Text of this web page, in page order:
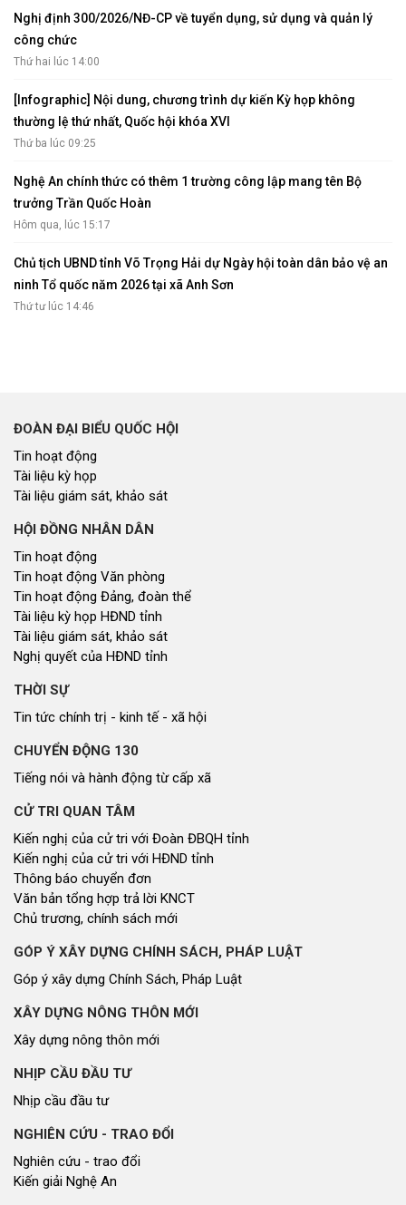
Nghị định 300/2026/NĐ-CP về tuyển dụng, sử dụng và quản lý
công chức
Thứ hai lúc 14:00
[Infographic] Nội dung, chương trình dự kiến Kỳ họp không
thường lệ thứ nhất, Quốc hội khóa XVI
Thứ ba lúc 09:25
Nghệ An chính thức có thêm 1 trường công lập mang tên Bộ
trưởng Trần Quốc Hoàn
Hôm qua, lúc 15:17
Chủ tịch UBND tỉnh Võ Trọng Hải dự Ngày hội toàn dân bảo vệ an
ninh Tổ quốc năm 2026 tại xã Anh Sơn
Thứ tư lúc 14:46
ĐOÀN ĐẠI BIỂU QUỐC HỘI
Tin hoạt động
Tài liệu kỳ họp
Tài liệu giám sát, khảo sát
HỘI ĐỒNG NHÂN DÂN
Tin hoạt động
Tin hoạt động Văn phòng
Tin hoạt động Đảng, đoàn thể
Tài liệu kỳ họp HĐND tỉnh
Tài liệu giám sát, khảo sát
Nghị quyết của HĐND tỉnh
THỜI SỰ
Tin tức chính trị - kinh tế - xã hội
CHUYỂN ĐỘNG 130
Tiếng nói và hành động từ cấp xã
CỬ TRI QUAN TÂM
Kiến nghị của cử tri với Đoàn ĐBQH tỉnh
Kiến nghị của cử tri với HĐND tỉnh
Thông báo chuyển đơn
Văn bản tổng hợp trả lời KNCT
Chủ trương, chính sách mới
GÓP Ý XÂY DỰNG CHÍNH SÁCH, PHÁP LUẬT
Góp ý xây dựng Chính Sách, Pháp Luật
XÂY DỰNG NÔNG THÔN MỚI
Xây dựng nông thôn mới
NHỊP CẦU ĐẦU TƯ
Nhịp cầu đầu tư
NGHIÊN CỨU - TRAO ĐỔI
Nghiên cứu - trao đổi
Kiến giải Nghệ An